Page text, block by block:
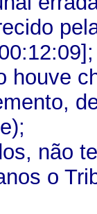
houve
não
o